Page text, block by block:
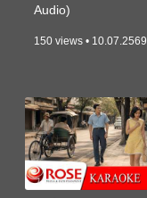
Audio)
150 views • 10.07.2569